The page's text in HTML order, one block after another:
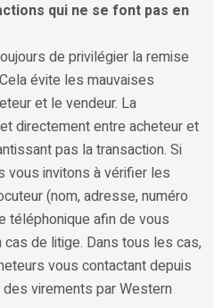
qui ne se font pas en
de privilégier la remise
évite les mauvaises
et le vendeur. La
directement entre acheteur et
pas la transaction. Si
vous invitons à vérifier les
(nom, adresse, numéro
téléphonique afin de vous
de litige. Dans tous les cas,
vous contactant depuis
virements par Western